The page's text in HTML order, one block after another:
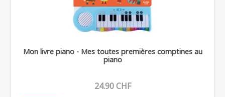
Mon livre piano - Mes toutes premières comptines au
piano
24.90 CHF